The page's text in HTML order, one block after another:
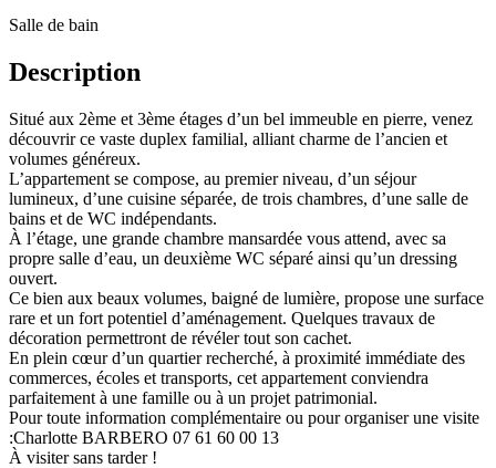
Salle de bain
Description
Situé aux 2ème et 3ème étages d’un bel immeuble en pierre, venez
découvrir ce vaste duplex familial, alliant charme de l’ancien et
volumes généreux.
L’appartement se compose, au premier niveau, d’un séjour
lumineux, d’une cuisine séparée, de trois chambres, d’une salle de
bains et de WC indépendants.
À l’étage, une grande chambre mansardée vous attend, avec sa
propre salle d’eau, un deuxième WC séparé ainsi qu’un dressing
ouvert.
Ce bien aux beaux volumes, baigné de lumière, propose une surface
rare et un fort potentiel d’aménagement. Quelques travaux de
décoration permettront de révéler tout son cachet.
En plein cœur d’un quartier recherché, à proximité immédiate des
commerces, écoles et transports, cet appartement conviendra
parfaitement à une famille ou à un projet patrimonial.
Pour toute information complémentaire ou pour organiser une visite
:Charlotte BARBERO 07 61 60 00 13
À visiter sans tarder !